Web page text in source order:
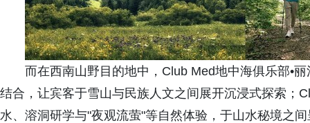
而在西南山野目的地中，Club Med地中海俱乐部•
结合，让宾客于雪山与民族人文之间展开沉浸式探索；
水、溶洞研学与"夜观流萤"等自然体验，于山水秘境之